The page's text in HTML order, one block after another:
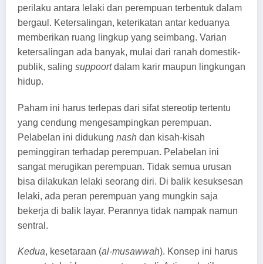
perilaku antara lelaki dan perempuan terbentuk dalam
bergaul. Ketersalingan, keterikatan antar keduanya
memberikan ruang lingkup yang seimbang. Varian
ketersalingan ada banyak, mulai dari ranah domestik-
publik, saling suppoortdalam karir maupun lingkungan
hidup.
Paham ini harus terlepas dari sifat stereotip tertentu
yang cendung mengesampingkan perempuan.
Pelabelan ini didukung nash dan kisah-kisah
peminggiran terhadap perempuan. Pelabelan ini
sangat merugikan perempuan. Tidak semua urusan
bisa dilakukan lelaki seorang diri. Di balik kesuksesan
lelaki, ada peran perempuan yang mungkin saja
bekerja di balik layar. Perannya tidak nampak namun
sentral.
Kedua, kesetaraan (al-musawwah). Konsep ini harus